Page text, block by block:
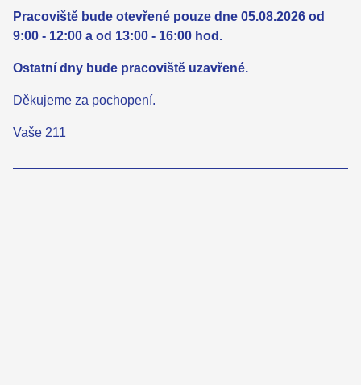
Pracoviště bude otevřené pouze dne 05.08.2026 od
9:00 - 12:00 a od 13:00 - 16:00 hod.
Ostatní dny bude pracoviště uzavřené.
Děkujeme za pochopení.
Vaše 211